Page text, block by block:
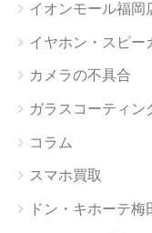
イオンモール福岡
イヤホン・スピー
カメラの不具合
ガラスコーティン
コラム
スマホ買取
ドン・キホーテ梅